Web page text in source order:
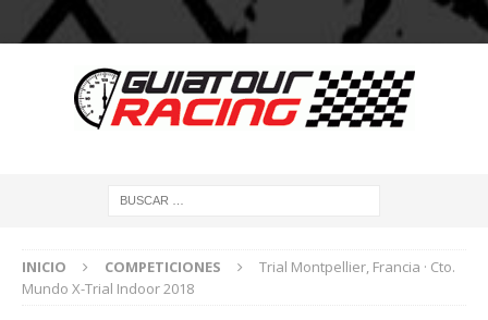
INICIO COMPETICIONES
Trial Montpellier, Francia · Cto.
Mundo X-Trial Indoor 2018